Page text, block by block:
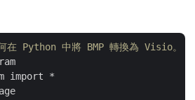
在 Python 中將 BMP 轉換為 Visio。